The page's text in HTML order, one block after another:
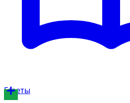
Газеты